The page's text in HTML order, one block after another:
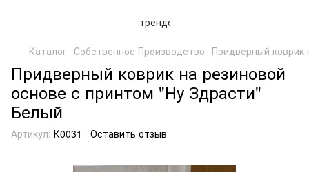
Каталог Собственное Производство Придверный
Придверный коврик на резиновой
основе с принтом "Ну Здрасти"
Белый
Артикул: К0031 Оставить отзыв